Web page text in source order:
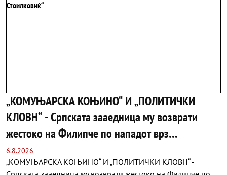
„КОМУЊАРСКА КОЊИНО“ И „ПОЛИТИЧКИ
КЛОВН“ - Српската зааедница му возврати
жестоко на Филипче по нападот врз
Стоилковиќ“
6.8.2026
„КОМУЊАРСКА КОЊИНО“ И „ПОЛИТИЧКИ КЛОВН“ -